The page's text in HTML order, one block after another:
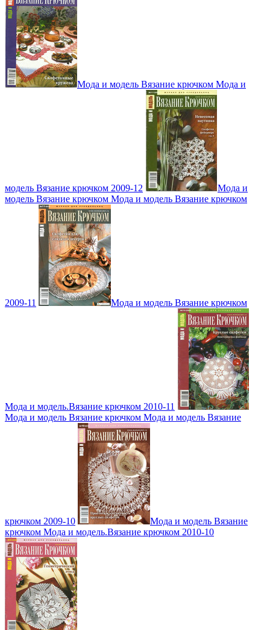
Мода и модель Вязание крючком Мода и
модель Вязание крючком 2009-12
Мода и
модель Вязание крючком Мода и модель Вязание крючком
2009-11 Мода и модель Вязание крючком
Мода и модель.Вязание крючком 2010-11
Мода и модель Вязание крючком Мода и модель Вязание
крючком 2009-10
Мода и модель Вязание
крючком Мода и модель.Вязание крючком 2010-10